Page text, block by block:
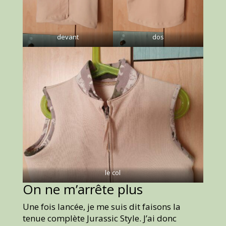
devant dos
le col
On ne m’arrête plus
Une fois lancée, je me suis dit faisons la
tenue complète Jurassic Style. J’ai donc